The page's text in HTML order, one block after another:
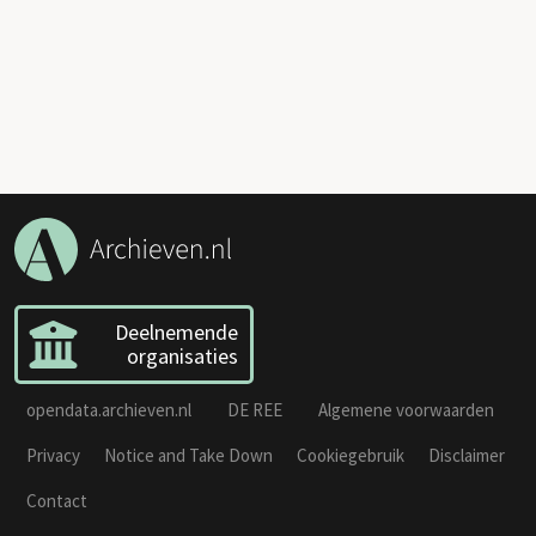
Deelnemende
organisaties
opendata.archieven.nl DE REE
Algemene voorwaarden
Privacy
Notice and Take Down Cookiegebruik
Disclaimer
Contact